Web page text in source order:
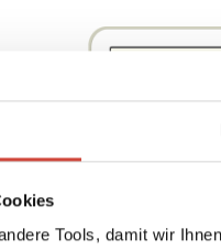
Tools, damit wir
Vater